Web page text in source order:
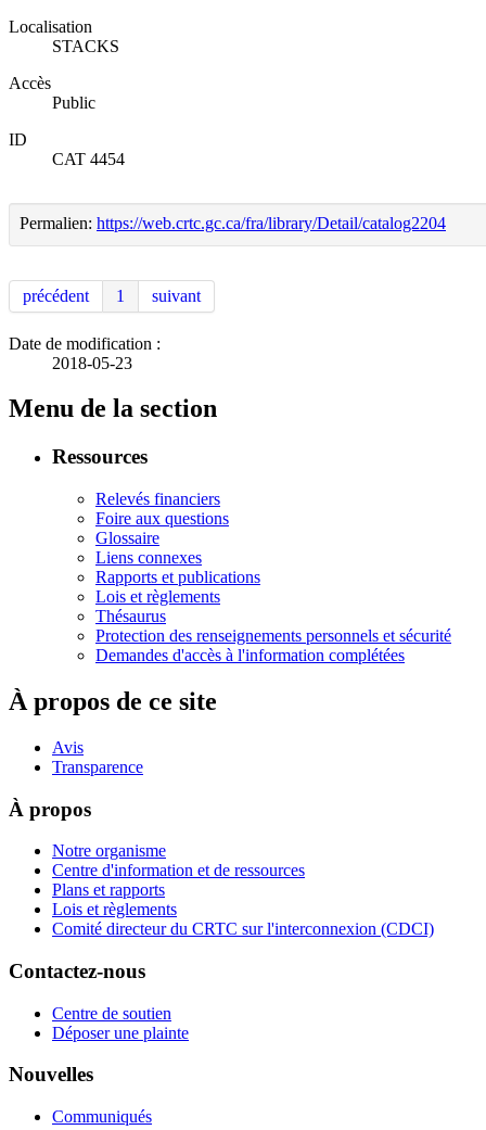
Localisation
STACKS
Accès
Public
ID
CAT 4454
Permalien: https://web.crtc.gc.ca/fra/library/Detail/catalog2204
précédent 1 suivant
Date de modification :
2018-05-23
Menu de la section
Ressources
Relevés financiers
Foire aux questions
Glossaire
Liens connexes
Rapports et publications
Lois et règlements
Thésaurus
Protection des renseignements personnels et sécurité
Demandes d'accès à l'information complétées
À propos de ce site
Avis
Transparence
À propos
Notre organisme
Centre d'information et de ressources
Plans et rapports
Lois et règlements
Comité directeur du CRTC sur l'interconnexion (CDCI)
Contactez-nous
Centre de soutien
Déposer une plainte
Nouvelles
Communiqués